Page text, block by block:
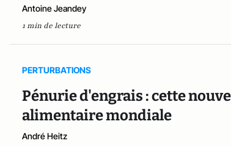
Antoine Jeandey
1 min de lecture
PERTURBATIONS
Pénurie d'engrais : cette
alimentaire mondiale
André Heitz